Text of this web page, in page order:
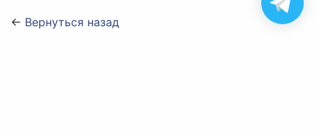
← Вернуться назад